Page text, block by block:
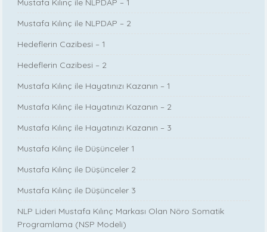
Mustafa Kılınç ile NLPDAP – 1
Mustafa Kılınç ile NLPDAP – 2
Hedeflerin Cazibesi – 1
Hedeflerin Cazibesi – 2
Mustafa Kılınç ile Hayatınızı Kazanın – 1
Mustafa Kılınç ile Hayatınızı Kazanın – 2
Mustafa Kılınç ile Hayatınızı Kazanın – 3
Mustafa Kılınç ile Düşünceler 1
Mustafa Kılınç ile Düşünceler 2
Mustafa Kılınç ile Düşünceler 3
NLP Lideri Mustafa Kılınç Markası Olan Nöro Somatik
Programlama (NSP Modeli)